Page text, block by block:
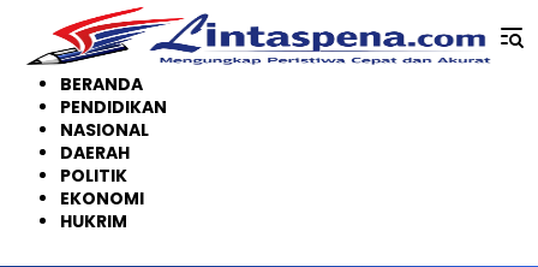
konten
BERANDA
PENDIDIKAN
NASIONAL
DAERAH
POLITIK
EKONOMI
HUKRIM